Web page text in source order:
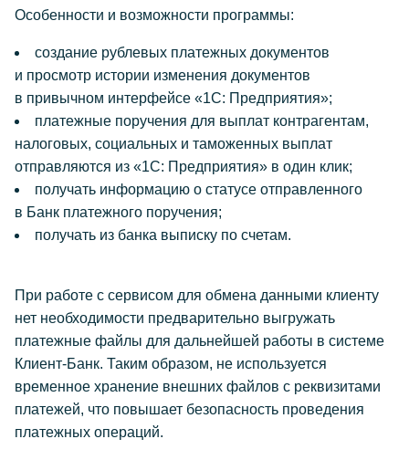
Особенности и возможности программы:
создание рублевых платежных документов
и просмотр истории изменения документов
в привычном интерфейсе «1С: Предприятия»;
платежные поручения для выплат контрагентам,
налоговых, социальных и таможенных выплат
отправляются из «1С: Предприятия» в один клик;
получать информацию о статусе отправленного
в Банк платежного поручения;
получать из банка выписку по счетам.
При работе с сервисом для обмена данными клиенту
нет необходимости предварительно выгружать
платежные файлы для дальнейшей работы в системе
Клиент-Банк. Таким образом, не используется
временное хранение внешних файлов с реквизитами
платежей, что повышает безопасность проведения
платежных операций.